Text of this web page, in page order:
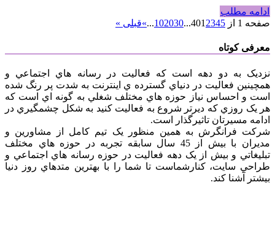
ادامه مطلب
صفحه 1 از 40
1 2345
...
102030
...
»قبلی »
معرفی کوتاه
نزديک به دو دهه است که فعاليت در رسانه هاي اجتماعي و
همچينين فعاليت در دنياي گسترده ي اينترنت به شدت پر رنگ شده
است و احساس نياز حوزه هاي مختلف شغلي به گونه اي است که
هر يک روزي که ديرتر شروع به فعاليت کنيد به شکل چشمگيري در
ادامه مسيرتان تاثيرگذار است.
شرکت فرانگرش به همين منظور يک تيم کامل از مشاورين و
مديران با بيش از 45 سال سابقه تجربه در حوزه هاي مختلف
تبليغاتي و بيش از يک دهه فعاليت در حوزه رسانه هاي اجتماعي و
طراحي سايت، کنارشماست تا شما را با بهترين متدهاي روز دنيا
بيشتر آشنا کند.